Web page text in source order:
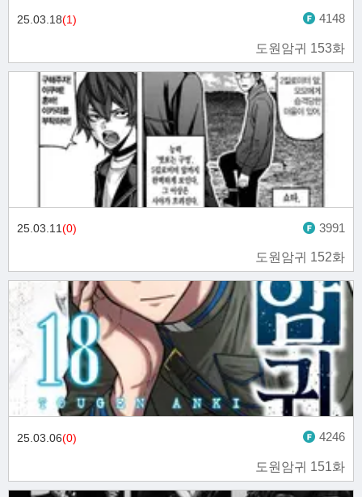
도원암귀 153화
25.03.18(1) 4148
도원암귀 152화
25.03.11(0) 3991
도원암귀 151화
25.03.06(0) 4246